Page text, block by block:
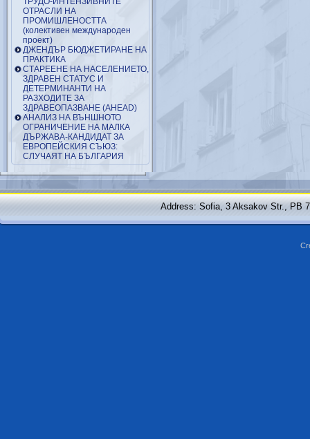
ОТРАСЛИ НА
ПРОМИШЛЕНОСТТА
(колективен международен
проект)
ДЖЕНДЪР БЮДЖЕТИРАНЕ НА
ПРАКТИКА
СТАРЕЕНЕ НА НАСЕЛЕНИЕТО,
ЗДРАВЕН СТАТУС И
ДЕТЕРМИНАНТИ НА
РАЗХОДИТЕ ЗА
ЗДРАВЕОПАЗВАНЕ (AHEAD)
АНАЛИЗ НА ВЪНШНОТО
ОГРАНИЧЕНИЕ НА МАЛКА
ДЪРЖАВА-КАНДИДАТ ЗА
ЕВРОПЕЙСКИЯ СЪЮЗ:
СЛУЧАЯТ НА БЪЛГАРИЯ
Address: Sofia, 3 Aksakov Str., PB